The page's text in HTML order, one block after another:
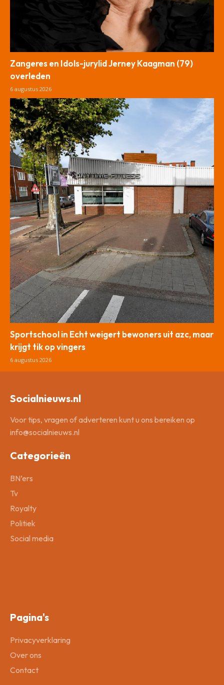
Zangeres en Idols-jurylid Jerney Kaagman (79)
overleden
6 augustus 2026
Sportschool in Echt weigert bewoners uit azc, maar
krijgt tik op vingers
6 augustus 2026
Socialnieuws.nl
Voor tips, vragen of adverteren kunt u ons bereiken op
info@socialnieuws.nl
Categorieën
BN’ers
Tv
Royalty
Politiek
Social media
Pagina's
Privacyverklaring
Over ons
Contact